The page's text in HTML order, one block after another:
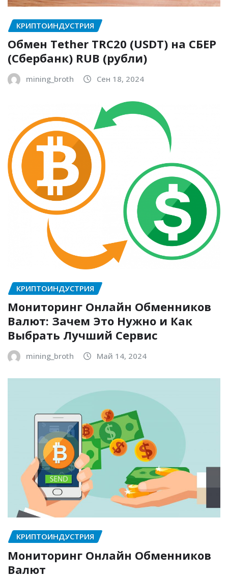
КРИПТОИНДУСТРИЯ
Обмен Tether TRC20 (USDT) на СБЕР
(Сбербанк) RUB (рубли)
mining_broth Сен 18, 2024
КРИПТОИНДУСТРИЯ
Мониторинг Онлайн Обменников
Валют: Зачем Это Нужно и Как
Выбрать Лучший Сервис
mining_broth Май 14, 2024
КРИПТОИНДУСТРИЯ
Мониторинг Онлайн Обменников
Валют